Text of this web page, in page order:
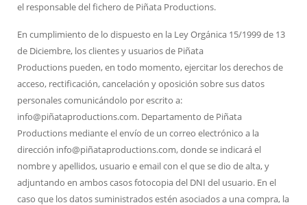
el responsable del fichero de Piñata Productions.
En cumplimiento de lo dispuesto en la Ley Orgánica 15/1999 de 13
de Diciembre, los clientes y usuarios de Piñata
Productions pueden, en todo momento, ejercitar los derechos de
acceso, rectificación, cancelación y oposición sobre sus datos
personales comunicándolo por escrito a:
info@piñataproductions.com. Departamento de Piñata
Productions mediante el envío de un correo electrónico a la
dirección info@piñataproductions.com, donde se indicará el
nombre y apellidos, usuario e email con el que se dio de alta, y
adjuntando en ambos casos fotocopia del DNI del usuario. En el
caso que los datos suministrados estén asociados a una compra, la